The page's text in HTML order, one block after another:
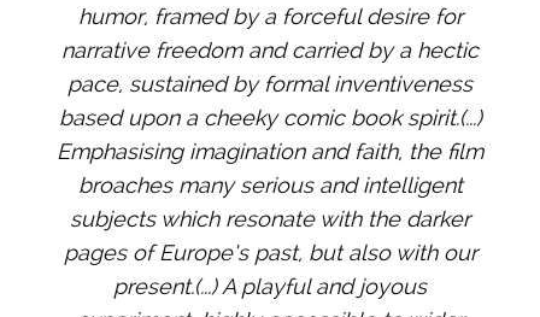
humor, framed by a forceful desire for
narrative freedom and carried by a hectic
pace, sustained by formal inventiveness
based upon a cheeky comic book spirit.(...)
Emphasising imagination and faith, the film
broaches many serious and intelligent
subjects which resonate with the darker
pages of Europe’s past, but also with our
present.(...) A playful and joyous